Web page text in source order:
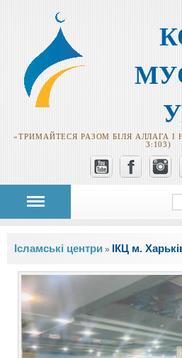
«ТРИМАЙТЕСЯ РАЗОМ БІЛЯ АЛЛАГА І
3:103)
Ви є тут
Ісламські центри » ІКЦ м.